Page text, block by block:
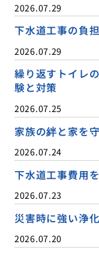
2026.07.29
下水道工事の負
2026.07.29
繰り返すトイレ
験と対策
2026.07.25
家族の絆と家を
2026.07.24
下水道工事費用
2026.07.23
災害時に強い浄
2026.07.20